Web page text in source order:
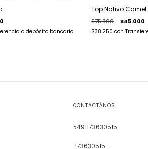
o depósito bancario
Top Nativo Camel
$75.800 $45.000
$38.250con
CONTACTÁNOS
5491173630515
1173630515